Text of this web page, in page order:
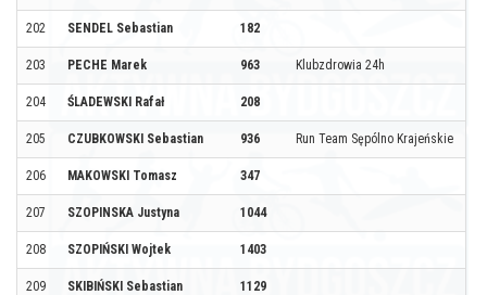
202 SENDEL Sebastian 182
203 PECHE Marek 963 Klubzdrowia 24h
204 ŚLADEWSKI Rafał 208
205 CZUBKOWSKI Sebastian 936 Run Team Sępólno Krajeńskie
206 MAKOWSKI Tomasz 347
207 SZOPINSKA Justyna 1044
208 SZOPIŃSKI Wojtek 1403
209 SKIBIŃSKI Sebastian 1129